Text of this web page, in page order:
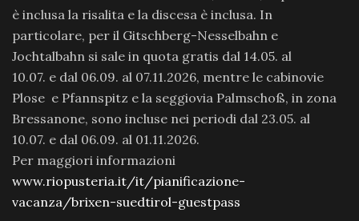
è inclusa la risalita e la discesa è inclusa. In
particolare, per il Gitschberg-Nesselbahn e
Jochtalbahn si sale in quota gratis dal 14.05. al
10.07. e dal 06.09. al 07.11.2026, mentre le cabinovie
Plose e Pfannspitz e la seggiovia Palmschoß, in zona
Bressanone, sono incluse nei periodi dal 23.05. al
10.07. e dal 06.09. al 01.11.2026.
Per maggiori informazioni
www.riopusteria.it/it/pianificazione-
vacanza/brixen-suedtirol-guestpass